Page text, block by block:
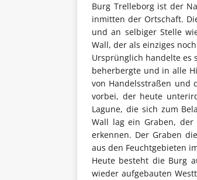
Burg Trelleborg ist der
inmitten der Ortschaft.
und an selbiger Stelle
Wall, der als einziges
Ursprünglich handelte es
beherbergte und in alle
von Handelsstraßen und
vorbei, der heute
Lagune, die sich zum
Wall lag ein Graben,
erkennen. Der Graben
aus den Feuchtgebieten
Heute besteht die Burg
wieder aufgebauten